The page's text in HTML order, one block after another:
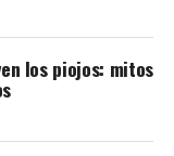
los piojos: mitos